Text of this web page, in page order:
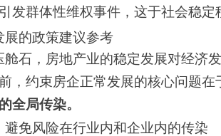
发群体性维权事件，这于社会稳定
展的政策建议参考
石，房地产业的稳定发展对经济
，约束房企正常发展的核心问题
全局传染。
避免风险在行业内和企业内的传染